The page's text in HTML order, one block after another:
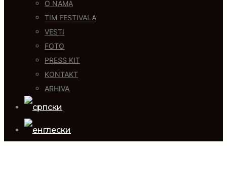
O NAMA
TIM FESTIVALA
VESTI
FOTO
PRESS KIT
KONTAKT
ARHIVA